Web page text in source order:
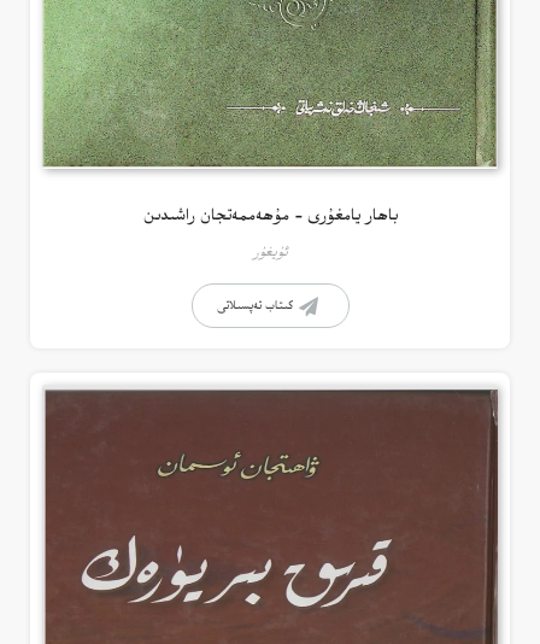
باھار يامغۇرى – مۇھەممەتجان راشىدىن
ئۇيغۇر
كىتاب تەپسىلاتى